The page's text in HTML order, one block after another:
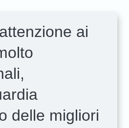
ai
delle migliori